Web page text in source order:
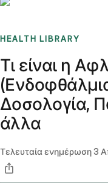
HEALTH LIBRARY
Τι είναι η
Δοσολογία,
άλλα
Τελευταία ενημέρωση3